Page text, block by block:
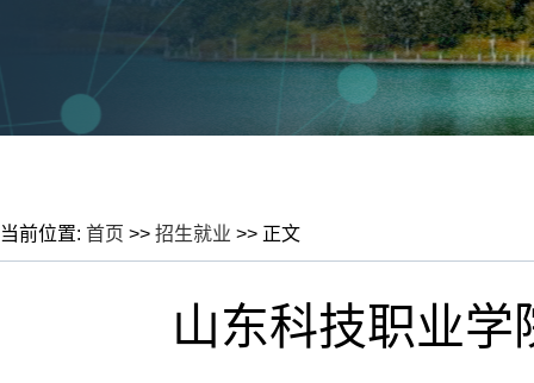
当前位置: 首页 >> 招生就业 >> 正文
山东科技职业